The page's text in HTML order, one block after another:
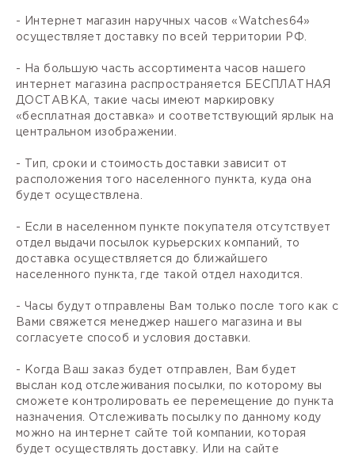
- Интернет магазин наручных часов «Watches64»
осуществляет доставку по всей территории РФ.
- На большую часть ассортимента часов нашего
интернет магазина распространяется БЕСПЛАТНАЯ
ДОСТАВКА, такие часы имеют маркировку
«бесплатная доставка» и соответствующий ярлык на
центральном изображении.
- Тип, сроки и стоимость доставки зависит от
расположения того населенного пункта, куда она
будет осуществлена.
- Если в населенном пункте покупателя отсутствует
отдел выдачи посылок курьерских компаний, то
доставка осуществляется до ближайшего
населенного пункта, где такой отдел находится.
- Часы будут отправлены Вам только после того как с
Вами свяжется менеджер нашего магазина и вы
согласуете способ и условия доставки.
- Когда Ваш заказ будет отправлен, Вам будет
выслан код отслеживания посылки, по которому вы
сможете контролировать ее перемещение до пункта
назначения. Отслеживать посылку по данному коду
можно на интернет сайте той компании, которая
будет осуществлять доставку. Или на сайте